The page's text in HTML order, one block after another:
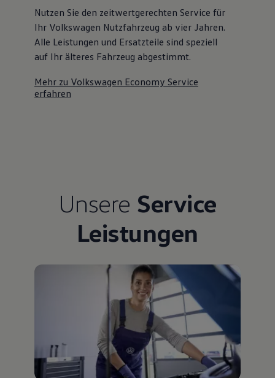
Nutzen Sie den zeitwertgerechten Service für
Ihr Volkswagen Nutzfahrzeug ab vier Jahren.
Alle Leistungen und Ersatzteile sind speziell
auf Ihr älteres Fahrzeug abgestimmt.
Mehr zu Volkswagen Economy Service
erfahren
Unsere Service
Leistungen